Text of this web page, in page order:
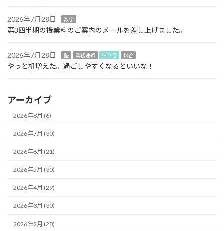
2026年7月28日 数学
第3四半期の授業料のご案内のメールを差し上げました。
2026年7月28日 塾 業務連絡 独り言 松谷
やっと机増えた。過ごしやすくなるといいな！
アーカイブ
2026年8月 (6)
2026年7月 (30)
2026年6月 (21)
2026年5月 (30)
2026年4月 (29)
2026年3月 (30)
2026年2月 (28)